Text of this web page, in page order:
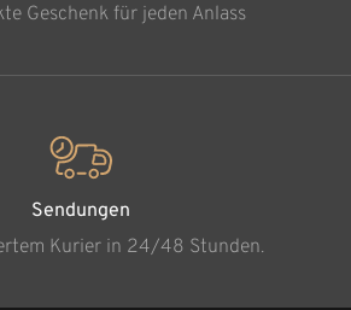
Geschenk für jeden Anlass
Sendungen
Kurier in 24/48 Stunden.